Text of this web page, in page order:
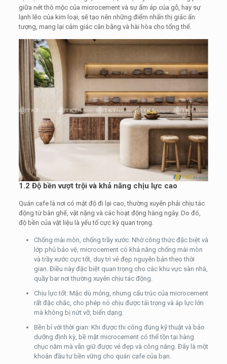
giữa nét thô mộc của microcement và sự ấm áp của gỗ, hay sự
lạnh lẽo của kim loại, sẽ tạo nên những điểm nhấn thị giác ấn
tượng, mang lại cảm giác cân bằng và hài hòa cho tổng thể.
1.2 Độ bền vượt trội và khả năng chịu lực cao
Quán cafe là nơi có mật độ đi lại cao, thường xuyên phải chịu tác
động từ bàn ghế, vật nặng và các hoạt động hàng ngày. Do đó,
độ bền của vật liệu là yếu tố cực kỳ quan trọng.
Chống mài mòn, chống trầy xước: Nhờ công thức đặc biệt và
lớp phủ bảo vệ, microcement có khả năng chống mài mòn
và trầy xước cực tốt, duy trì vẻ đẹp nguyên bản theo thời
gian. Điều này đặc biệt quan trọng cho các khu vực sàn nhà,
quầy bar nơi thường xuyên chịu tác động.
Chịu lực tốt: Mặc dù mỏng, nhưng cấu trúc của microcement
rất đặc chắc, cho phép nó chịu được tải trọng và áp lực lớn
mà không bị nứt vỡ, biến dạng.
Bền bỉ với thời gian: Khi được thi công đúng kỹ thuật và bảo
dưỡng định kỳ, bề mặt microcement có thể tồn tại hàng
chục năm mà vẫn giữ được vẻ đẹp và công năng. Đây là một
khoản đầu tư bền vững cho quán cafe của bạn.